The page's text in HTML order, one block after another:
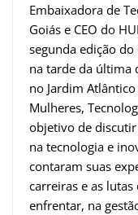
Embaixadora de
Goiás e CEO do
segunda edição
na tarde da última
no Jardim
Mulheres,
objetivo de
na tecnologia e
contaram suas
carreiras e as
enfrentar, na